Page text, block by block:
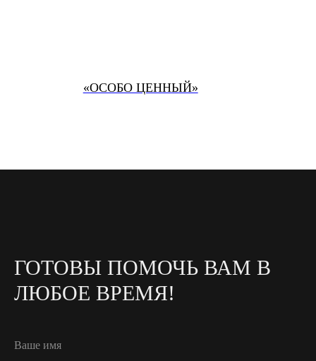
«ОСОБО ЦЕННЫЙ»
ГОТОВЫ ПОМОЧЬ ВАМ В
ЛЮБОЕ ВРЕМЯ!